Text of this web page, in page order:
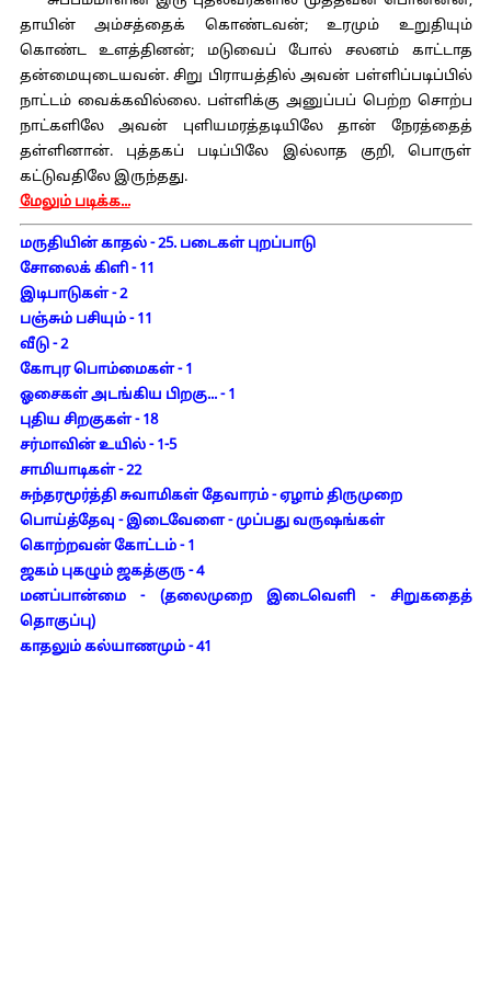
தாயின் அம்சத்தைக் கொண்டவன்; உரமும் உறுதியும்
கொண்ட உளத்தினன்; மடுவைப் போல் சலனம் காட்டாத
தன்மையுடையவன். சிறு பிராயத்தில் அவன் பள்ளிப்படிப்பில்
நாட்டம் வைக்கவில்லை. பள்ளிக்கு அனுப்பப் பெற்ற சொற்ப
நாட்களிலே அவன் புளியமரத்தடியிலே தான் நேரத்தைத்
தள்ளினான். புத்தகப் படிப்பிலே இல்லாத குறி, பொருள்
கட்டுவதிலே இருந்தது.
மேலும் படிக்க...
மருதியின் காதல் - 25. படைகள் புறப்பாடு
சோலைக் கிளி - 11
இடிபாடுகள் - 2
பஞ்சும் பசியும் - 11
வீடு - 2
கோபுர பொம்மைகள் - 1
ஓசைகள் அடங்கிய பிறகு... - 1
புதிய சிறகுகள் - 18
சர்மாவின் உயில் - 1-5
சாமியாடிகள் - 22
சுந்தரமூர்த்தி சுவாமிகள் தேவாரம் - ஏழாம் திருமுறை
பொய்த்தேவு - இடைவேளை - முப்பது வருஷங்கள்
கொற்றவன் கோட்டம் - 1
ஜகம் புகழும் ஜகத்குரு - 4
மனப்பான்மை - (தலைமுறை இடைவெளி - சிறுகதைத்
தொகுப்பு)
காதலும் கல்யாணமும் - 41